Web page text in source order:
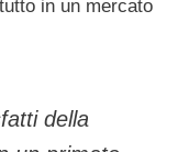
in un mercato
della